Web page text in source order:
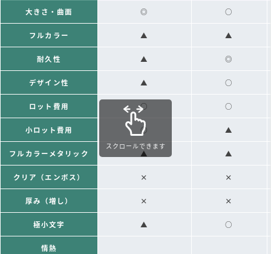
大きさ・曲面 ◎ ○
フルカラー ▲ ▲
耐久性 ▲ ◎
デザイン性 ▲ ○
ロット費用 ○ ○
小ロット費用 ○ ▲
フルカラーメタリック ▲ ▲
クリア（エンボス） × ×
厚み（増し） × ×
極小文字 ▲ ○
情熱
スクロールできます